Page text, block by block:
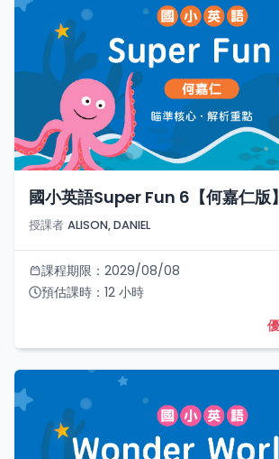
國小英語Super Fun 6【何嘉仁版】
授課者 ALISON, DANIEL
課程期限： 2029/08/08
預估課時： 12 小時